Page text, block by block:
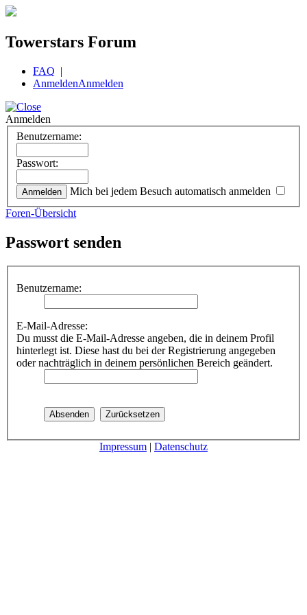
Towerstars Forum
FAQ |
AnmeldenAnmelden
Anmelden
Benutzername:
Passwort:
Mich bei jedem Besuch automatisch anmelden
Foren-Übersicht
Passwort senden
Benutzername:
E-Mail-Adresse:
Du musst die E-Mail-Adresse angeben, die in deinem Profil
hinterlegt ist. Diese hast du bei der Registrierung angegeben
oder nachträglich in deinem persönlichen Bereich geändert.
Impressum | Datenschutz